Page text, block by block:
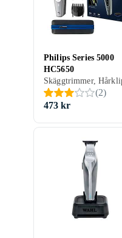
Philips Series 5000
HC5650
(2)
473 kr